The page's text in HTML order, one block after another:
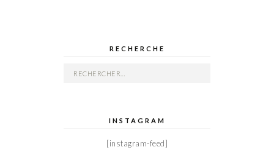
RECHERCHE
Rechercher :
INSTAGRAM
[instagram-feed]